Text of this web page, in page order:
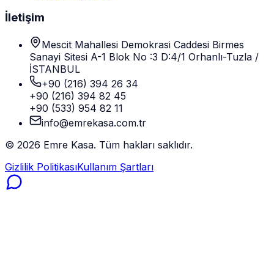
İletişim
Mescit Mahallesi Demokrasi Caddesi Birmes
Sanayi Sitesi A-1 Blok No :3 D:4/1 Orhanlı-Tuzla /
İSTANBUL
+90 (216) 394 26 34
+90 (216) 394 82 45
+90 (533) 954 82 11
info@emrekasa.com.tr
© 2026 Emre Kasa. Tüm hakları saklıdır.
Gizlilik PolitikasıKullanım Şartları